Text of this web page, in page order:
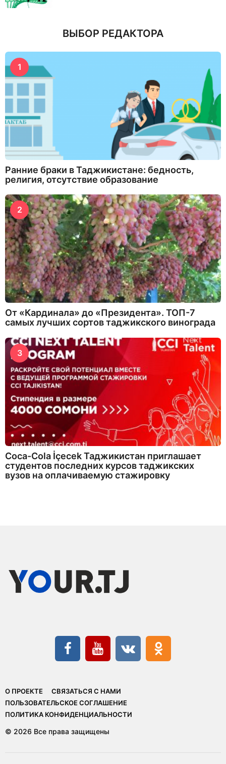
ВЫБОР РЕДАКТОРА
1
Ранние браки в Таджикистане: бедность,
религия, отсутствие образование
2
От «Кардинала» до «Президента». ТОП-7
самых лучших сортов таджикского винограда
3
Coca-Cola İçecek Таджикистан приглашает
студентов последних курсов таджикских
вузов на оплачиваемую стажировку
О ПРОЕКТЕ
СВЯЗАТЬСЯ С НАМИ
ПОЛЬЗОВАТЕЛЬСКОЕ СОГЛАШЕНИЕ
ПОЛИТИКА КОНФИДЕНЦИАЛЬНОСТИ
© 2026 Все права защищены